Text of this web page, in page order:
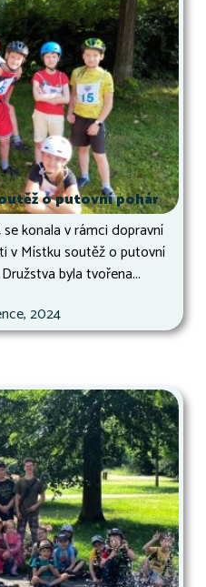
o putovní pohár
konala v rámci dopravní
v Místku soutěž o putovní
byla tvořena...
2024